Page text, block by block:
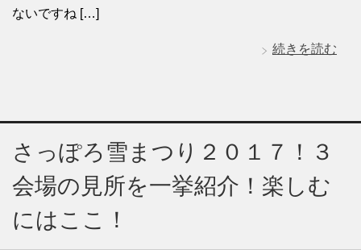
ないですね […]
続きを読む
さっぽろ雪まつり２０１７！３
会場の見所を一挙紹介！楽しむ
にはここ！